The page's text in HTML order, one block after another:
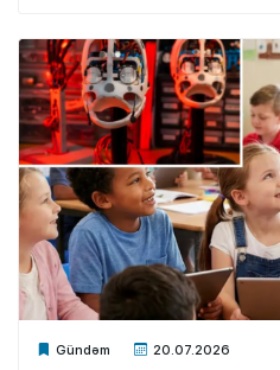
Gündəm 20.07.2026
Xalq.Online